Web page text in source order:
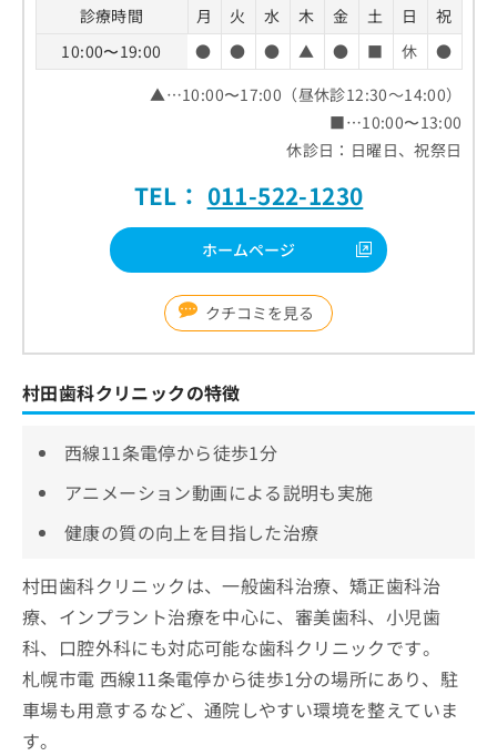
診療時間 月 火 水 木 金 土 日
祝
10:00〜19:00
● ● ● ▲ ● ■ 休
●
▲…10:00〜17:00（昼休診12:30～14:00）
■…10:00〜13:00
休診日：日曜日、祝祭日
TEL： 011-522-1230
ホームページ
クチコミを見る
村田歯科クリニックの特徴
西線11条電停から徒歩1分
アニメーション動画による説明も実施
健康の質の向上を目指した治療
村田歯科クリニックは、一般歯科治療、矯正歯科治
療、インプラント治療を中心に、審美歯科、小児歯
科、口腔外科にも対応可能な歯科クリニックです。
札幌市電 西線11条電停から徒歩1分の場所にあり、駐
車場も用意するなど、通院しやすい環境を整えていま
す。